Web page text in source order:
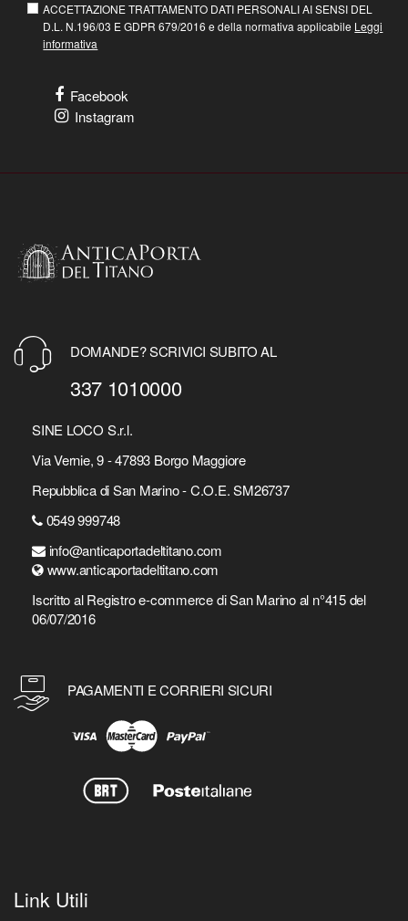
ACCETTAZIONE TRATTAMENTO DATI PERSONALI AI SENSI DEL
D.L. N.196/03 E GDPR 679/2016 e della normativa applicabile Leggi
informativa
Facebook
Instagram
DOMANDE? SCRIVICI SUBITO AL
337 1010000
SINE LOCO S.r.l.
Via Vernie, 9 - 47893 Borgo Maggiore
Repubblica di San Marino - C.O.E. SM26737
0549 999748
info@anticaportadeltitano.com
www.anticaportadeltitano.com
Iscritto al Registro e-commerce di San Marino al n°415 del
06/07/2016
PAGAMENTI E CORRIERI SICURI
Link Utili